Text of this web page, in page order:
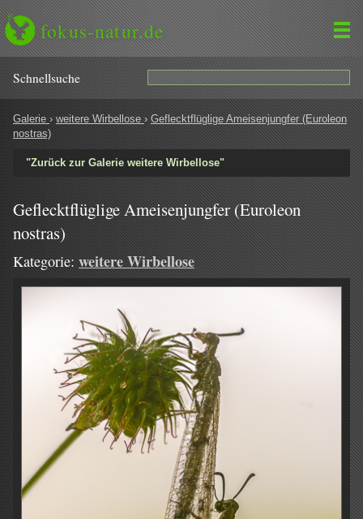
fokus-natur.de
Schnell­suche
Galerie › weitere Wirbellose › Geflecktflüglige Ameisenjungfer (Euroleon
nostras)
"Zurück zur Galerie weitere Wirbellose"
Geflecktflüglige Ameisenjungfer (Euroleon
nostras)
Kategorie: weitere Wirbellose